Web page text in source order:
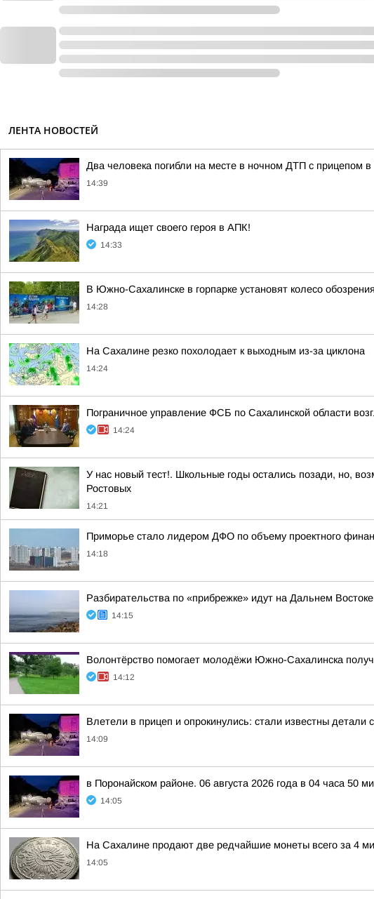
ЛЕНТА НОВОСТЕЙ
Два человека погибли на месте в ночном ДТП с прицепом
14:39
Награда ищет своего героя в АПК!
14:33
В Южно-Сахалинске в горпарке установят колесо обозрения
14:28
На Сахалине резко похолодает к выходным из-за циклона
14:24
Пограничное управление ФСБ по Сахалинской области
14:24
У нас новый тест!. Школьные годы остались позади, но,
Ростовых
14:21
Приморье стало лидером ДФО по объему проектного
14:18
Разбирательства по «прибрежке» идут на Дальнем Востоке
14:15
Волонтёрство помогает молодёжи Южно-Сахалинска
14:12
Влетели в прицеп и опрокинулись: стали известны
14:09
в Поронайском районе. 06 августа 2026 года в 04 часа
14:05
На Сахалине продают две редчайшие монеты всего за 4
14:05